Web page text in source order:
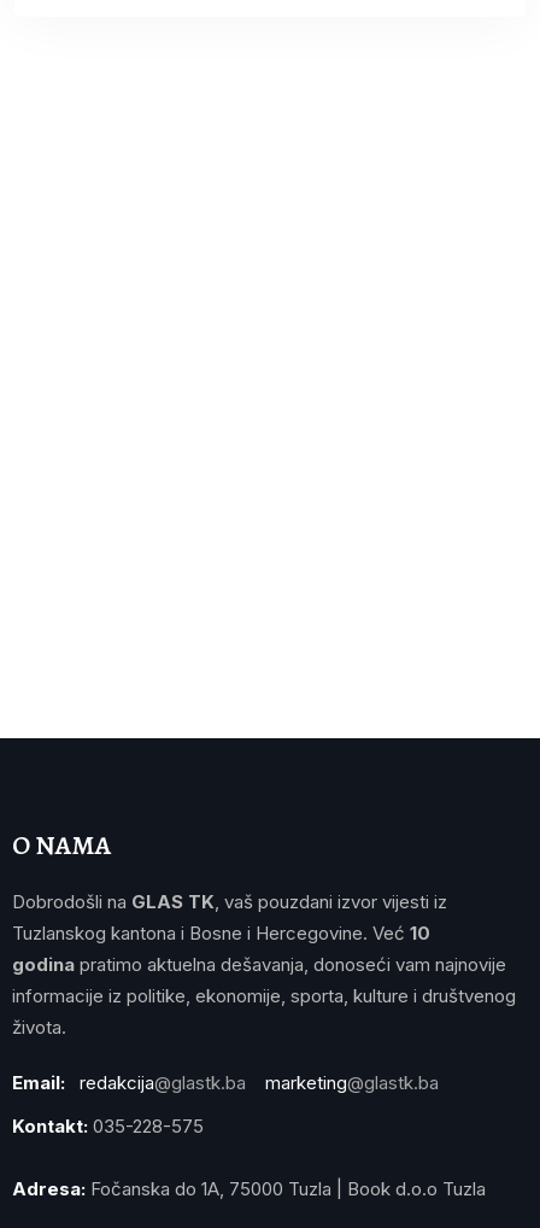
O NAMA
Dobrodošli na GLAS TK , vaš pouzdani izvor vijesti iz
Tuzlanskog kantona i Bosne i Hercegovine. Već 10
godina pratimo aktuelna dešavanja, donoseći vam najnovije
informacije iz politike, ekonomije, sporta, kulture i društvenog
života.
Email: redakcija@glastk.ba marketing@glastk.ba
Kontakt: 035-228-575
Adresa: Fočanska do 1A, 75000 Tuzla | Book d.o.o Tuzla